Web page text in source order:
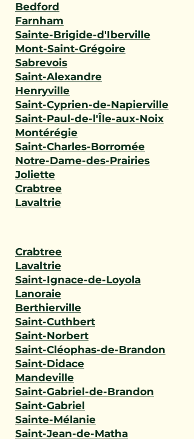
Bedford
Farnham
Sainte-Brigide-d'Iberville
Mont-Saint-Grégoire
Sabrevois
Saint-Alexandre
Henryville
Saint-Cyprien-de-Napierville
Saint-Paul-de-l'Île-aux-Noix
Montérégie
Saint-Charles-Borromée
Notre-Dame-des-Prairies
Joliette
Crabtree
Lavaltrie
Crabtree
Lavaltrie
Saint-Ignace-de-Loyola
Lanoraie
Berthierville
Saint-Cuthbert
Saint-Norbert
Saint-Cléophas-de-Brandon
Saint-Didace
Mandeville
Saint-Gabriel-de-Brandon
Saint-Gabriel
Sainte-Mélanie
Saint-Jean-de-Matha